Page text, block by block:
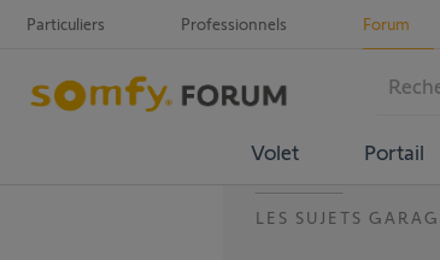
Particuliers Professionnels Forum
Volet Portail
LES SUJETS